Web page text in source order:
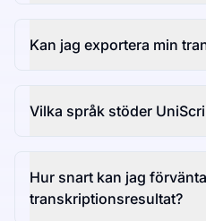
Kan jag exportera min
Vilka språk stöder
Hur snart kan jag
transkriptionsresultat?